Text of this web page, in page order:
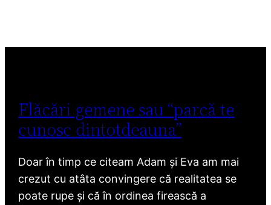
Flăcări gemene sau “parcă te
cunosc dintotdeauna”
Doar în timp ce citeam Adam și Eva am mai
crezut cu atâta convingere că realitatea se
poate rupe și că în ordinea firească a